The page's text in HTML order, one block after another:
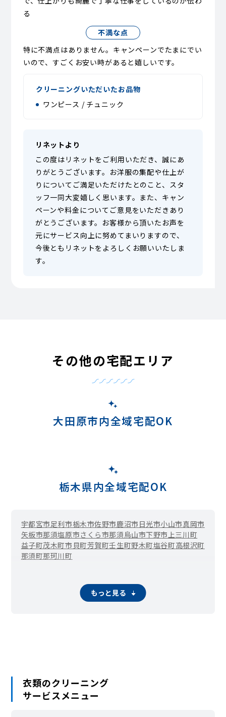
る
不満な点
特に不満点はありません。キャンペーンでたまにでい
いので、すごくお安い時があると嬉しいです。
クリーニングいただいたお品物
ワンピース / チュニック
リネットより
この度はリネットをご利用いただき、誠にあ
りがとうございます。お洋服の集配や仕上が
りについてご満足いただけたとのこと、スタ
ッフ一同大変嬉しく思います。また、キャン
ペーンや料金についてご意見をいただきあり
がとうございます。お客様から頂いたお声を
元にサービス向上に努めてまいりますので、
今後ともリネットをよろしくお願いいたしま
す。
その他の宅配エリア
大田原市内全域宅配OK
栃木県内全域宅配OK
宇都宮市足利市栃木市佐野市鹿沼市 日光市小山市真岡市
矢板市那須塩原市さくら市那須烏山市下野市上三川町
益子町茂木町市貝町芳賀町壬生町野木町塩谷町高根沢町
那須町那珂川町
もっと見る
衣類のクリーニング
サービスメニュー